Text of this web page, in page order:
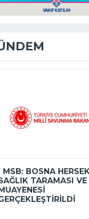
BOSNA
TARAMASI VE